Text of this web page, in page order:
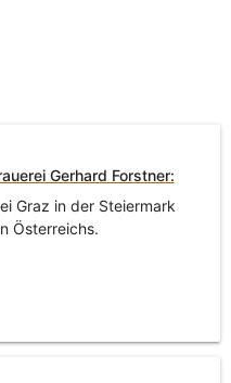
Gerhard Forstner:
Graz in der Steiermark
Österreichs.